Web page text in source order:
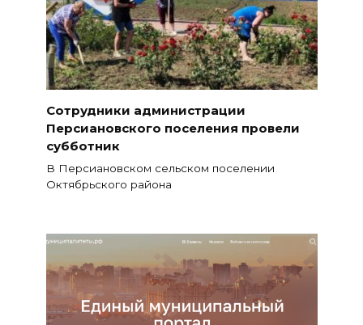
Сотрудники администрации
Персиановского поселения провели
субботник
В Персиановском сельском поселении
Октябрьского района